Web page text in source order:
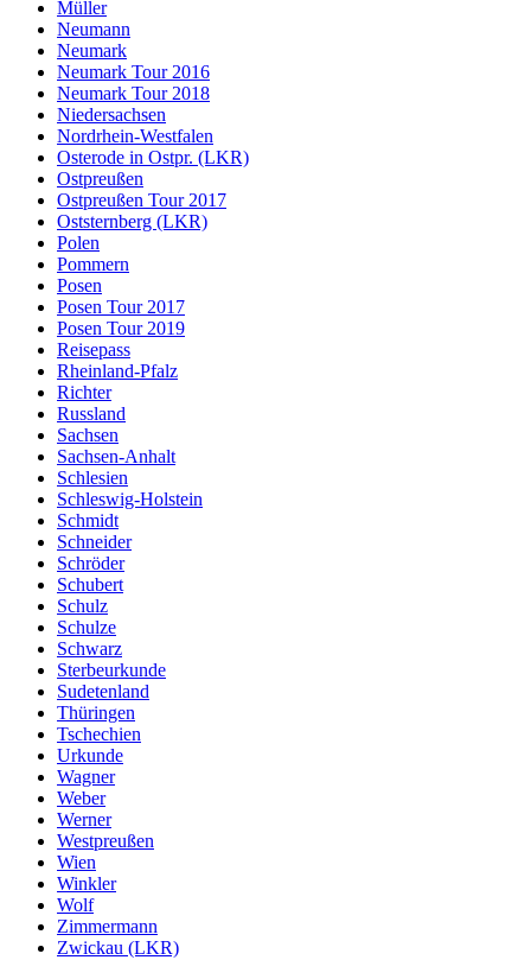
Müller
Neumann
Neumark
Neumark Tour 2016
Neumark Tour 2018
Niedersachsen
Nordrhein-Westfalen
Osterode in Ostpr. (LKR)
Ostpreußen
Ostpreußen Tour 2017
Oststernberg (LKR)
Polen
Pommern
Posen
Posen Tour 2017
Posen Tour 2019
Reisepass
Rheinland-Pfalz
Richter
Russland
Sachsen
Sachsen-Anhalt
Schlesien
Schleswig-Holstein
Schmidt
Schneider
Schröder
Schubert
Schulz
Schulze
Schwarz
Sterbeurkunde
Sudetenland
Thüringen
Tschechien
Urkunde
Wagner
Weber
Werner
Westpreußen
Wien
Winkler
Wolf
Zimmermann
Zwickau (LKR)